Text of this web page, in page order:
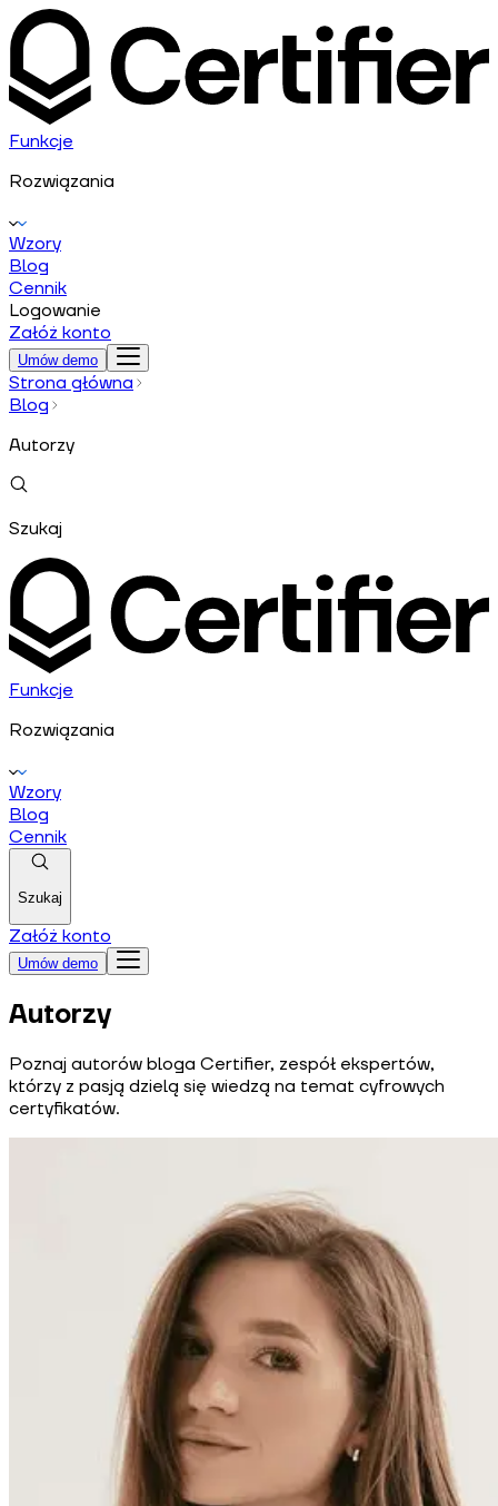
Funkcje
Rozwiązania
Wzory
Blog
Cennik
Logowanie
Załóż konto
Umów demo
Strona główna
Blog
Autorzy
Szukaj
Funkcje
Rozwiązania
Wzory
Blog
Cennik
Szukaj
Załóż konto
Umów demo
Autorzy
Poznaj autorów bloga Certifier, zespół ekspertów,
którzy z pasją dzielą się wiedzą na temat cyfrowych
certyfikatów.